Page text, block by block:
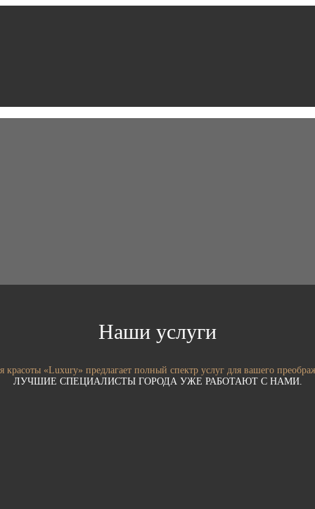
Наши услуги
красоты «Luxury» предлагает полный спектр услуг для вашего
ЛУЧШИЕ СПЕЦИАЛИСТЫ ГОРОДА УЖЕ РАБОТАЮТ С НАМИ.